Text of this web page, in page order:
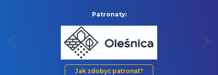
Patronaty:
Jak zdobyć patronat?